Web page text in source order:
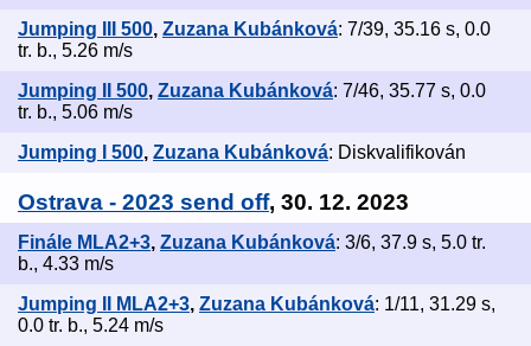
Jumping III 500, Zuzana Kubánková: 7/39, 35.16 s, 0.0
tr. b., 5.26 m/s
Jumping II 500, Zuzana Kubánková: 7/46, 35.77 s, 0.0
tr. b., 5.06 m/s
Jumping I 500, Zuzana Kubánková: Diskvalifikován
Ostrava - 2023 send off, 30. 12. 2023
Finále MLA2+3, Zuzana Kubánková: 3/6, 37.9 s, 5.0 tr.
b., 4.33 m/s
Jumping II MLA2+3, Zuzana Kubánková: 1/11, 31.29 s,
0.0 tr. b., 5.24 m/s